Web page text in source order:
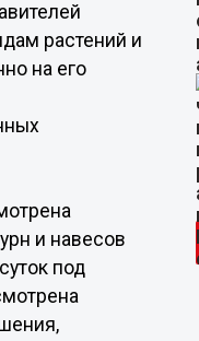
растений и
на его
и навесов
под